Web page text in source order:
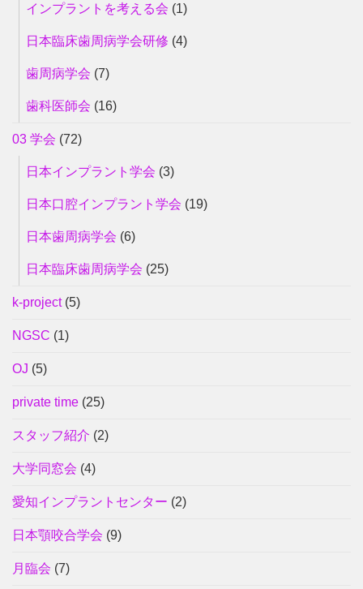
インプラントを考える会 (1)
日本臨床歯周病学会研修 (4)
歯周病学会 (7)
歯科医師会 (16)
03 学会 (72)
日本インプラント学会 (3)
日本口腔インプラント学会 (19)
日本歯周病学会 (6)
日本臨床歯周病学会 (25)
k-project(5)
NGSC (1)
OJ (5)
private time (25)
スタッフ紹介 (2)
大学同窓会 (4)
愛知インプラントセンター (2)
日本顎咬合学会 (9)
月臨会 (7)